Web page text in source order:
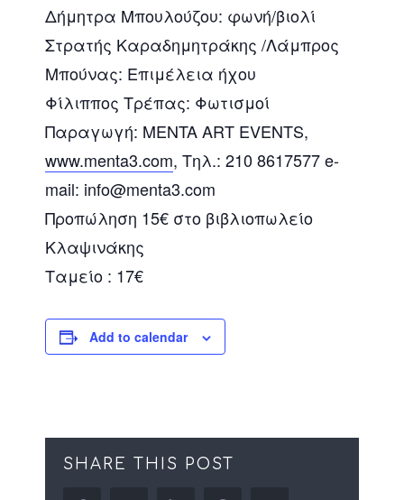
Δήμητρα Μπουλούζου: φωνή/βιολί
Στρατής Καραδημητράκης /Λάμπρος
Μπούνας: Επιμέλεια ήχου
Φίλιππος Τρέπας: Φωτισμοί
Παραγωγή: MENTA ART EVENTS,
www.menta3.com, Τηλ.: 210 8617577 e-
mail: info@menta3.com
Προπώληση 15€ στο βιβλιοπωλείο
Κλαψινάκης
Ταμείο : 17€
Add to calendar
SHARE THIS POST